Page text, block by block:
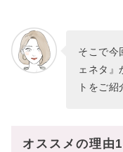
そこで今
ェネタ』
トをご紹
オススメの理由